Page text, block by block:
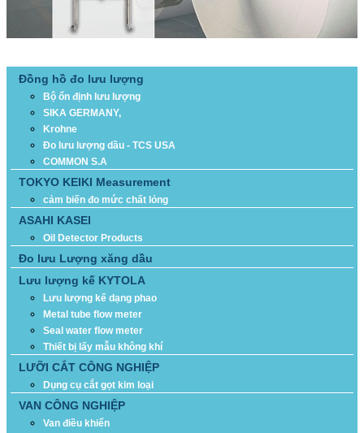
Đồng hồ đo lưu lượng
Bộ ổn định lưu lượng
SIKA GERMANY,
Krohne
Đo lưu lượng dầu - TCS USA
COMMON S.A
TOKYO KEIKI Measurement
cảm biến đo mức chất lỏng
ASAHI KASEI
Oil Detector Products
Đo lưu Lượng xăng dầu
Lưu lượng kế KYTOLA
Lưu lượng kế dạng phao
Metal tube flow meter
Seal water flow meter
Thiết bị lấy mẫu không khí
LƯỠI CẮT CÔNG NGHIỆP
Dụng cụ cắt gọt kim loại
VAN CÔNG NGHIỆP
Van điều khiển